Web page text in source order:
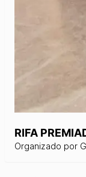
RIFA
Organizado por